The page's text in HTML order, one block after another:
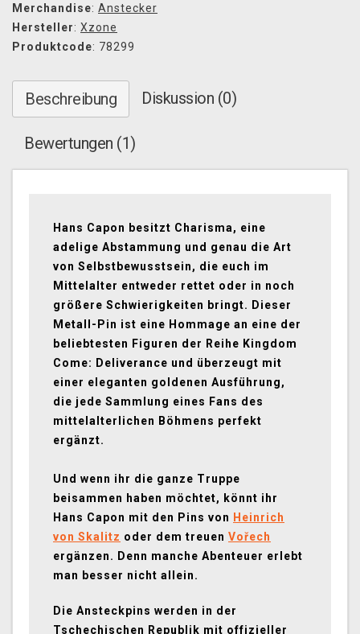
Merchandise: Anstecker
Hersteller: Xzone
Produktcode: 78299
Beschreibung Diskussion (0)
Bewertungen (1)
Hans Capon besitzt Charisma, eine
adelige Abstammung und genau die Art
von Selbstbewusstsein, die euch im
Mittelalter entweder rettet oder in noch
größere Schwierigkeiten bringt. Dieser
Metall-Pin ist eine Hommage an eine der
beliebtesten Figuren der Reihe Kingdom
Come: Deliverance und überzeugt mit
einer eleganten goldenen Ausführung,
die jede Sammlung eines Fans des
mittelalterlichen Böhmens perfekt
ergänzt.
Und wenn ihr die ganze Truppe
beisammen haben möchtet, könnt ihr
Hans Capon mit den Pins von Heinrich
von Skalitz oder dem treuen Vořech
ergänzen. Denn manche Abenteuer erlebt
man besser nicht allein.
Die Ansteckpins werden in der
Tschechischen Republik mit offizieller